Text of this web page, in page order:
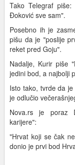
Tako Telegraf
Đoković sve sam".
Posebno ih je
pišu da je "poslije
reket pred Goju".
Nadalje, Kurir piše
jedini bod, a najbolji
Isto tako, tvrde da
je odlučio
Nova.rs je poraz
karijere":
"Hrvat koji se čak
donio je prvi bod